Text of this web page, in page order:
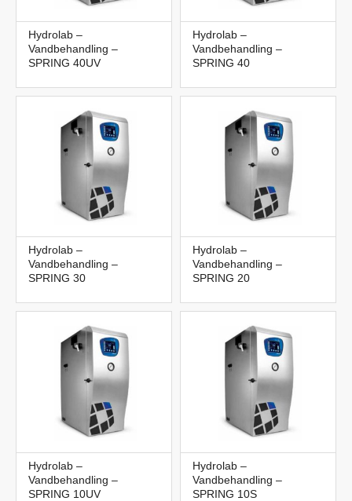
Hydrolab –
Vandbehandling –
SPRING 40UV
Hydrolab –
Vandbehandling –
SPRING 40
Hydrolab –
Vandbehandling –
SPRING 30
Hydrolab –
Vandbehandling –
SPRING 20
Hydrolab –
Vandbehandling –
SPRING 10UV
Hydrolab –
Vandbehandling –
SPRING 10S